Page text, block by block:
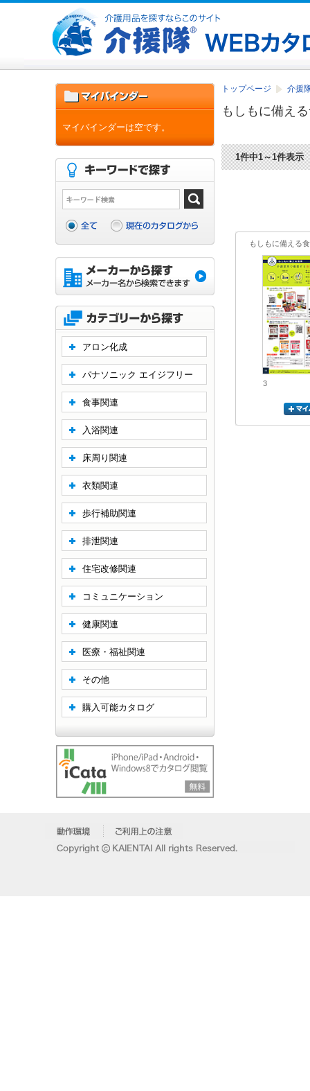
トップページ 介援
もしもに備え
1件中1～1件表示
もしもに備える
3
マイバインダーは空です。
アロン化成
パナソニック エイジフリー
食事関連
入浴関連
床周り関連
衣類関連
歩行補助関連
排泄関連
住宅改修関連
コミュニケーション
健康関連
医療・福祉関連
その他
購入可能カタログ